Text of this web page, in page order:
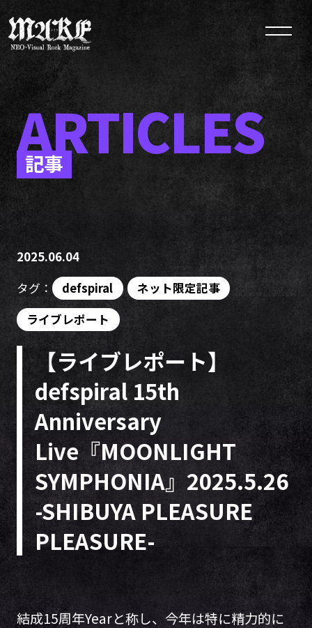
ARTICLES
記事
2025.06.04
タグ：
defspiral
ネット限定記事
ライブレポート
【ライブレポート】
defspiral 15th
Anniversary
Live『MOONLIGHT
SYMPHONIA』2025.5.26
-SHIBUYA PLEASURE
PLEASURE-
結成15周年Yearと称し、今年は特に精力的に